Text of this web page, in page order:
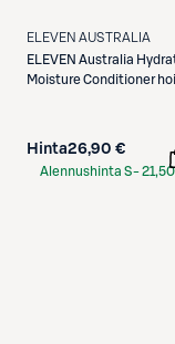
ELEVEN AUSTRALIA
ELEVEN Australia
Moisture Conditioner
Hinta26,90 €
Alennushinta S-